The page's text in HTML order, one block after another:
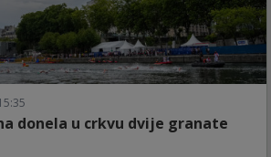
donela u crkvu dvije granate